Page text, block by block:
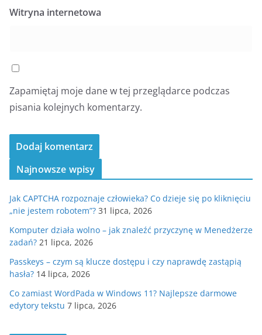
Witryna internetowa
Zapamiętaj moje dane w tej przeglądarce podczas
pisania kolejnych komentarzy.
Najnowsze wpisy
Jak CAPTCHA rozpoznaje człowieka? Co dzieje się po kliknięciu
„nie jestem robotem”? 31 lipca, 2026
Komputer działa wolno – jak znaleźć przyczynę w Menedżerze
zadań? 21 lipca, 2026
Passkeys – czym są klucze dostępu i czy naprawdę zastąpią
hasła? 14 lipca, 2026
Co zamiast WordPada w Windows 11? Najlepsze darmowe
edytory tekstu 7 lipca, 2026